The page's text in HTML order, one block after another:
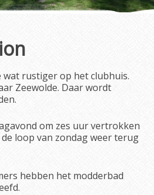
wat rustiger op het clubhuis.
Zeewolde. Daar wordt
om zes uur vertrokken
loop van zondag weer terug
hebben het modderbad